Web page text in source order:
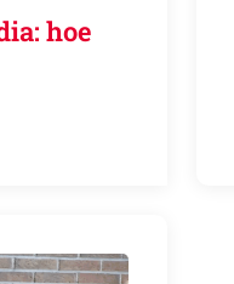
hoe